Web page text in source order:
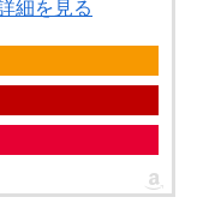
細を見る